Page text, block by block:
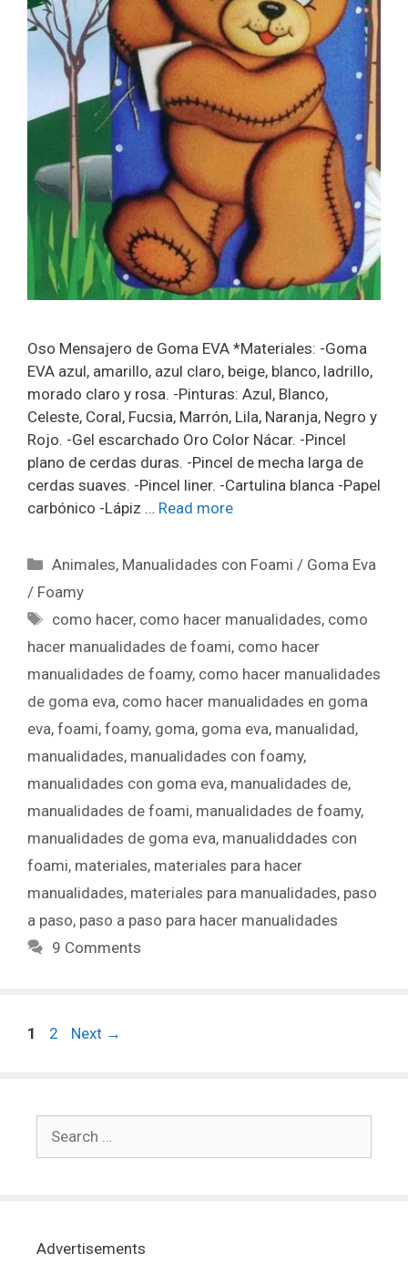
Oso Mensajero de Goma EVA *Materiales: -Goma
EVA azul, amarillo, azul claro, beige, blanco, ladrillo,
morado claro y rosa. -Pinturas: Azul, Blanco,
Celeste, Coral, Fucsia, Marrón, Lila, Naranja, Negro y
Rojo. -Gel escarchado Oro Color Nácar. -Pincel
plano de cerdas duras. -Pincel de mecha larga de
cerdas suaves. -Pincel liner. -Cartulina blanca -Papel
carbónico -Lápiz … Read more
Animales, Manualidades con Foami / Goma Eva
/ Foamy
como hacer, como hacer manualidades, como
hacer manualidades de foami, como hacer
manualidades de foamy, como hacer manualidades
de goma eva, como hacer manualidades en goma
eva, foami, foamy, goma, goma eva, manualidad,
manualidades, manualidades con foamy,
manualidades con goma eva, manualidades de,
manualidades de foami, manualidades de foamy,
manualidades de goma eva, manualiddades con
foami, materiales, materiales para hacer
manualidades, materiales para manualidades, paso
a paso, paso a paso para hacer manualidades
9 Comments
1 2 Next →
Advertisements